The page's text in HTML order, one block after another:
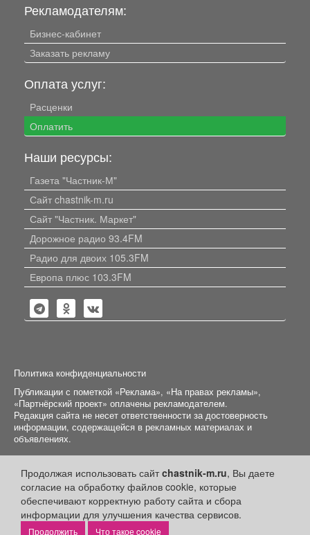
Продолжая использовать сайтchastnik-m.ru, Вы даете
согласие на обработку файлов cookie, которые
обеспечивают корректную работу сайта и сбора
информации для улучшения качества сервисов.
Что такое cookie
Рекламодателям:
Бизнес-кабинет
Заказать рекламу
Оплата услуг:
Расценки
Оплатить
Наши ресурсы:
Газета "Частник-М"
Сайт chastnik-m.ru
Сайт "Частник. Маркет"
Дорожное радио 93.4FM
Радио для двоих 105.3FM
Европа плюс 103.3FM
Политика конфиденциальности
Публикации с пометкой «Реклама», «На правах рекламы»,
«Партнёрский проект» оплачены рекламодателем.
Редакция сайта не несет ответственности за достоверность
информации, содержащейся в рекламных материалах и
объявлениях.
+16 ООО "Частник-М"